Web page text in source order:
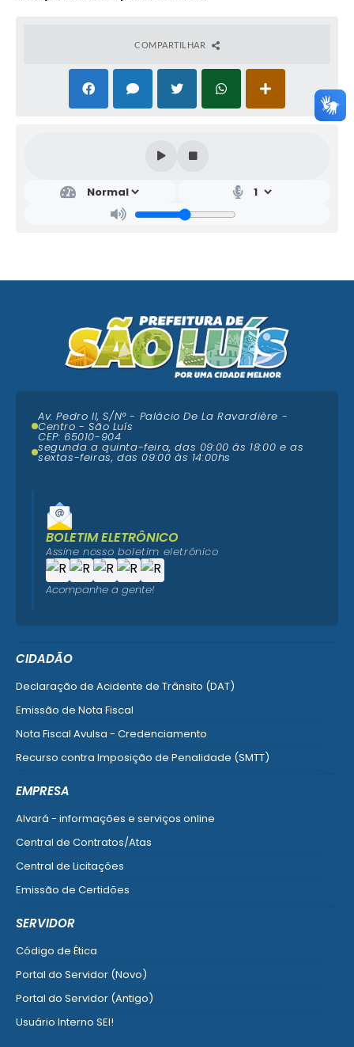
COMPARTILHAR
CIDADÃO
Declaração de Acidente de Trânsito (DAT)
Emissão de Nota Fiscal
Nota Fiscal Avulsa - Credenciamento
Recurso contra Imposição de Penalidade (SMTT)
EMPRESA
Alvará - informações e serviços online
Central de Contratos/Atas
Central de Licitações
Emissão de Certidões
SERVIDOR
Código de Ética
Portal do Servidor (Novo)
Portal do Servidor (Antigo)
Usuário Interno SEI!
Av. Pedro II, S/N° - Palácio De La Ravardière -
Centro - São Luís
CEP: 65010-904
segunda a quinta-feira, das 09:00 ás 18:00 e as
sextas-feiras, das 09:00 às 14:00hs
BOLETIM ELETRÔNICO
Assine nosso boletim eletrônico
Acompanhe a gente!